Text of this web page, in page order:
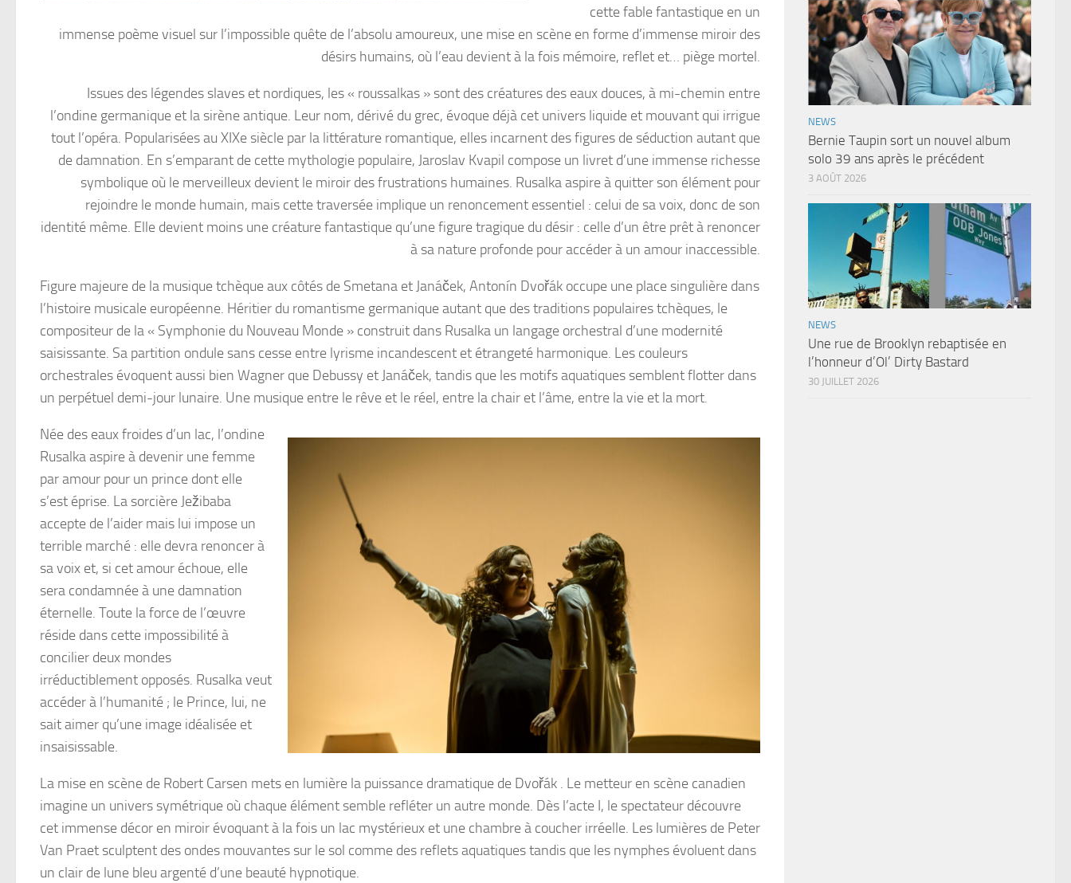
cette fable fantastique en un
immense poème visuel sur l’impossible quête de l’absolu amoureux, une mise en scène en forme d’immense miroir des
désirs humains, où l’eau devient à la fois mémoire, reflet et… piège mortel.
Issues des légendes slaves et nordiques, les « roussalkas » sont des créatures des eaux douces, à mi-chemin entre
l’ondine germanique et la sirène antique. Leur nom, dérivé du grec, évoque déjà cet univers liquide et mouvant qui irrigue
tout l’opéra. Popularisées au XIXe siècle par la littérature romantique, elles incarnent des figures de séduction autant que
de damnation. En s’emparant de cette mythologie populaire, Jaroslav Kvapil compose un livret d’une immense richesse
symbolique où le merveilleux devient le miroir des frustrations humaines. Rusalka aspire à quitter son élément pour
rejoindre le monde humain, mais cette traversée implique un renoncement essentiel : celui de sa voix, donc de son
identité même. Elle devient moins une créature fantastique qu’une figure tragique du désir : celle d’un être prêt à renoncer
à sa nature profonde pour accéder à un amour inaccessible.
Figure majeure de la musique tchèque aux côtés de Smetana et Janáček, Antonín Dvořák occupe une place singulière dans
l’histoire musicale européenne. Héritier du romantisme germanique autant que des traditions populaires tchèques, le
compositeur de la « Symphonie du Nouveau Monde » construit dans Rusalka un langage orchestral d’une modernité
saisissante. Sa partition ondule sans cesse entre lyrisme incandescent et étrangeté harmonique. Les couleurs
orchestrales évoquent aussi bien Wagner que Debussy et Janáček, tandis que les motifs aquatiques semblent flotter dans
un perpétuel demi-jour lunaire. Une musique entre le rêve et le réel, entre la chair et l’âme, entre la vie et la mort.
Née des eaux froides d’un lac, l’ondine
Rusalka aspire à devenir une femme
par amour pour un prince dont elle
s’est éprise. La sorcière Ježibaba
accepte de l’aider mais lui impose un
terrible marché : elle devra renoncer à
sa voix et, si cet amour échoue, elle
sera condamnée à une damnation
éternelle. Toute la force de l’œuvre
réside dans cette impossibilité à
concilier deux mondes
irréductiblement opposés. Rusalka veut
accéder à l’humanité ; le Prince, lui, ne
sait aimer qu’une image idéalisée et
insaisissable.
La mise en scène de Robert Carsen mets en lumière la puissance dramatique de Dvořák . Le metteur en scène canadien
imagine un univers symétrique où chaque élément semble refléter un autre monde. Dès l’acte I, le spectateur découvre
cet immense décor en miroir évoquant à la fois un lac mystérieux et une chambre à coucher irréelle. Les lumières de Peter
Van Praet sculptent des ondes mouvantes sur le sol comme des reflets aquatiques tandis que les nymphes évoluent dans
un clair de lune bleu argenté d’une beauté hypnotique.
NEWS
Bernie Taupin sort un nouvel album
solo 39 ans après le précédent
3 AOÛT 2026
NEWS
Une rue de Brooklyn rebaptisée en
l’honneur d’Ol’ Dirty Bastard
30 JUILLET 2026